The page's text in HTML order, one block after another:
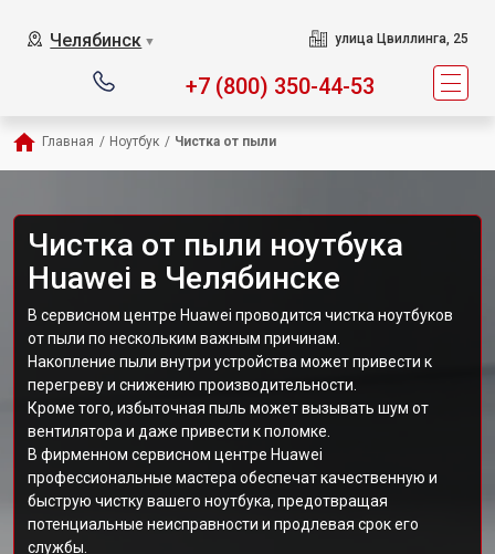
Челябинск ▼ улица Цвиллинга, 25
+7 (800) 350-44-53
Главная / Ноутбук / Чистка от пыли
Чистка от пыли ноутбука
Huawei в Челябинске
В сервисном центре Huawei проводится чистка ноутбуков
от пыли по нескольким важным причинам.
Накопление пыли внутри устройства может привести к
перегреву и снижению производительности.
Кроме того, избыточная пыль может вызывать шум от
вентилятора и даже привести к поломке.
В фирменном сервисном центре Huawei
профессиональные мастера обеспечат качественную и
быструю чистку вашего ноутбука, предотвращая
потенциальные неисправности и продлевая срок его
службы.